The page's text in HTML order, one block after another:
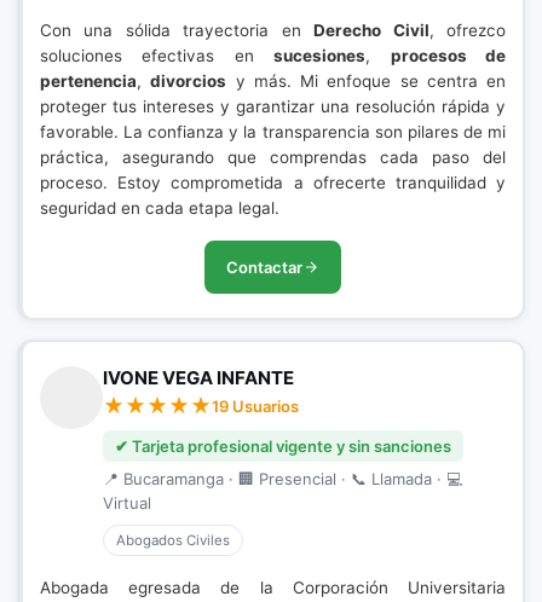
Con una sólida trayectoria enDerecho Civil, ofrezco
soluciones efectivas ensucesiones, procesos de
pertenencia,divorcios y más. Mi enfoque se centra en
proteger tus intereses y garantizar una resolución rápida y
favorable. La confianza y la transparencia son pilares de mi
práctica, asegurando que comprendas cada paso del
proceso. Estoy comprometida a ofrecerte tranquilidad y
seguridad en cada etapa legal.
Contactar
IVONE VEGA INFANTE
19 Usuarios
✔ Tarjeta profesional vigente y sin sanciones
📍 Bucaramanga · 🏢 Presencial · 📞 Llamada · 💻
Virtual
Abogados Civiles
Abogada egresada de la Corporación Universitaria